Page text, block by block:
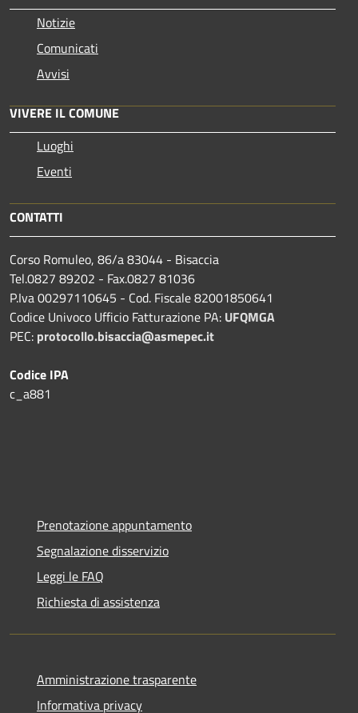
Notizie
Comunicati
Avvisi
VIVERE IL COMUNE
Luoghi
Eventi
CONTATTI
Corso Romuleo, 86/a 83044 - Bisaccia
Tel.0827 89202 - Fax.0827 81036
P.Iva 00297110645 - Cod. Fiscale 82001850641
Codice Univoco Ufficio Fatturazione PA: UFQMGA
PEC: protocollo.bisaccia@asmepec.it
Codice IPA
c_a881
Prenotazione appuntamento
Segnalazione disservizio
Leggi le FAQ
Richiesta di assistenza
Amministrazione trasparente
Informativa privacy